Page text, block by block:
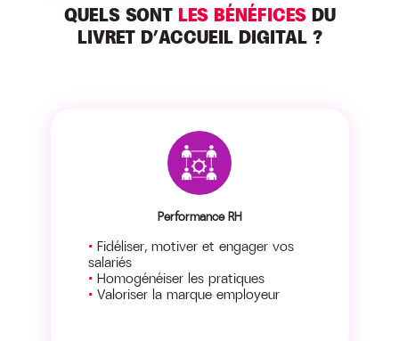
QUELS SONT LES BÉNÉFICESDU
LIVRET D’ACCUEIL DIGITAL ?
Performance RH
Fidéliser, motiver et engager vos
salariés
Homogénéiser les pratiques
Valoriser la marque employeur